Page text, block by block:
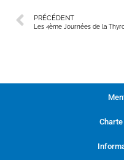
PRÉCÉDENT
Les 4ème Journées de la